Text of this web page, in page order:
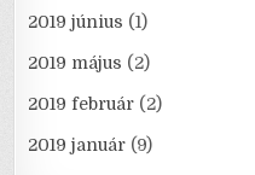
2019 június (1)
2019 május (2)
2019 február (2)
2019 január (9)